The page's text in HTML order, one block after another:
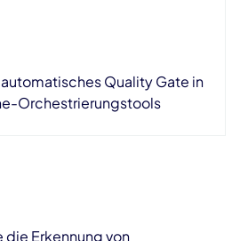
Quality Gate in
Orchestrierungstools
die Erkennung von